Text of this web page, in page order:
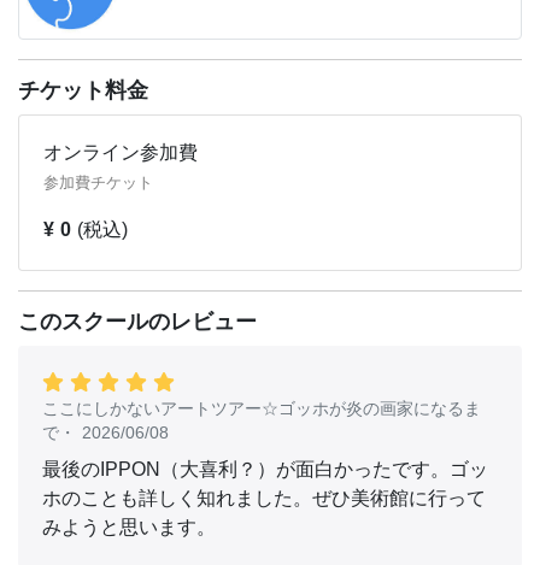
【講師紹介：アートテラー・とに～先生】
千葉大学法経学部法学科卒。元吉本興業のお笑い芸人。芸
人活動の傍ら趣味で書き続けていたアートブログが人気と
なり、独自の切り口で美術の世界をわかりやすく、かつ楽
しく紹介する「アートテラー」に転向。 現在は、美術館
での講演やアートツアーの企画運営をはじめ、雑誌連載、
に『ようこそ!西洋絵画の流れがラクラク頭に入る美術館
へ』（誠文堂新光社）、『東京のレトロ美術館』（エクス
ナレッジ）など。
☆公式ブログ：アートテラー・とに～の【ここにしかない
@artteller | Twitter
@artteller_tony | Instagram
チケット料金
オンライン参加費
参加費チケット
¥ 0 (税込)
このスクールのレビュー
ここにしかないアートツアー☆ゴッホが炎の画家になるま
で ・ 2026/06/08
最後のIPPON（大喜利？）が面白かったです。ゴッ
ホのことも詳しく知れました。ぜひ美術館に行って
みようと思います。